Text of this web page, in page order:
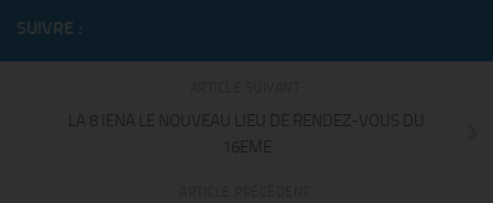
SUIVRE :
LA 8 IENA LE NOUVEAU LIEU DE RENDEZ-VOUS DU
16EME